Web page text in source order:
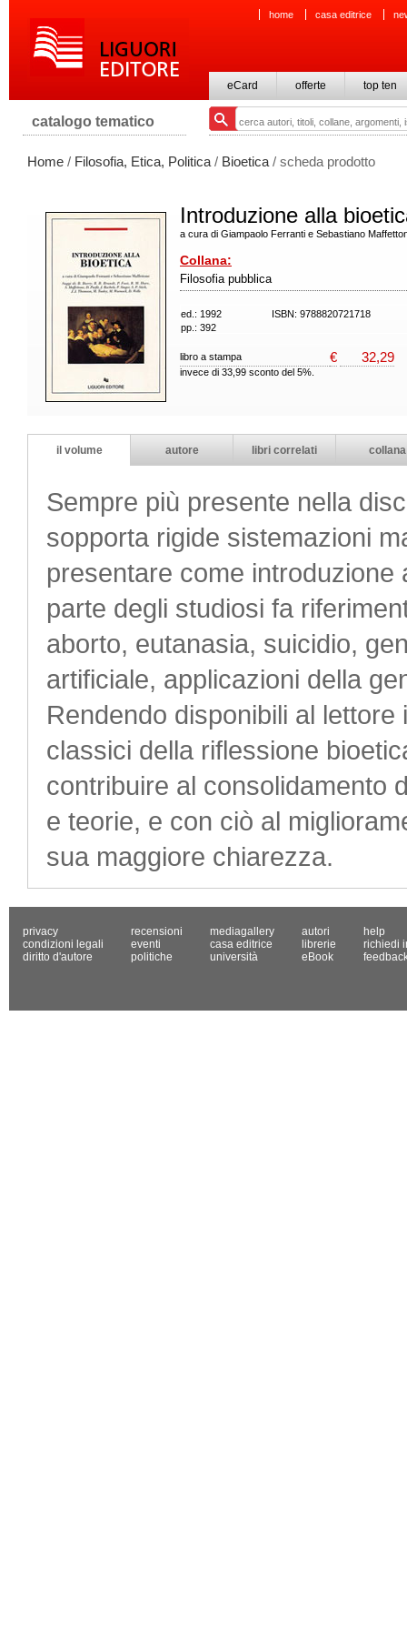
home casa editrice
eCard offerte top ten
catalogo tematico
Home / Filosofia, Etica, Politica / Bioetica / scheda prodotto
Introduzione alla
a cura di Giampaolo Ferranti e Sebastiano
Collana:
Filosofia pubblica
ed.: 1992
ISBN: 9788820721718
pp.: 392
libro a stampa € 32,29
invece di 33,99 sconto del 5%.
il volume autore libri correlati collana
Sempre più presente nella
sopporta rigide sistemazioni
presentare come
parte degli studiosi fa
aborto, eutanasia, suicidio,
artificiale, applicazioni della
Rendendo disponibili al
classici della riflessione
contribuire al consolidamento
e teorie, e con ciò al
sua maggiore chiarezza.
privacy
condizioni legali
diritto d'autore
recensioni
eventi
politiche
mediagallery
casa editrice
università
autori
librerie
eBook
help
richiedi